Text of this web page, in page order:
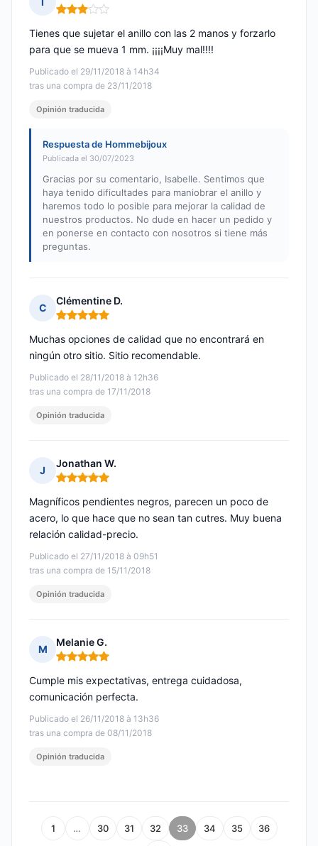
Nota: 3 de 5
Publicado el 29/11/2018 à 14h34
tras una compra de 23/11/2018
Tienes que sujetar el anillo con las 2 manos y forzarlo
para que se mueva 1 mm. ¡¡¡¡Muy mal!!!!
Opinión traducida
Respuesta de Hommebijoux
Publicada el 30/07/2023
Gracias por su comentario, Isabelle. Sentimos que
haya tenido dificultades para maniobrar el anillo y
haremos todo lo posible para mejorar la calidad de
nuestros productos. No dude en hacer un pedido y
en ponerse en contacto con nosotros si tiene más
preguntas.
C
Clémentine D.
Nota: 5 de 5
Publicado el 28/11/2018 à 12h36
tras una compra de 17/11/2018
Muchas opciones de calidad que no encontrará en
ningún otro sitio. Sitio recomendable.
Opinión traducida
J
Jonathan W.
Nota: 5 de 5
Publicado el 27/11/2018 à 09h51
tras una compra de 15/11/2018
Magníficos pendientes negros, parecen un poco de
acero, lo que hace que no sean tan cutres. Muy buena
relación calidad-precio.
Opinión traducida
M
Melanie G.
Nota: 5 de 5
Publicado el 26/11/2018 à 13h36
tras una compra de 08/11/2018
Cumple mis expectativas, entrega cuidadosa,
comunicación perfecta.
Opinión traducida
1 … 30 31 32 33 34 35 36